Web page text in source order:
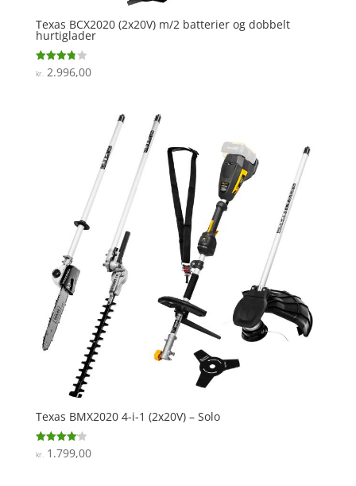
Texas BCX2020 (2x20V) m/2 batterier og dobbelt
hurtiglader
Vurderet
3.8
kr. 2.996,00
Texas BMX2020 4-i-1 (2x20V) – Solo
Vurderet
4.1
kr.1.799,00